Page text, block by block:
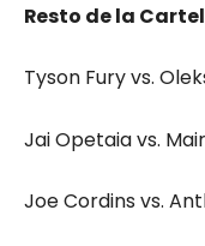
Resto de la
Tyson Fury vs.
Jai Opetaia vs.
Joe Cordins vs.